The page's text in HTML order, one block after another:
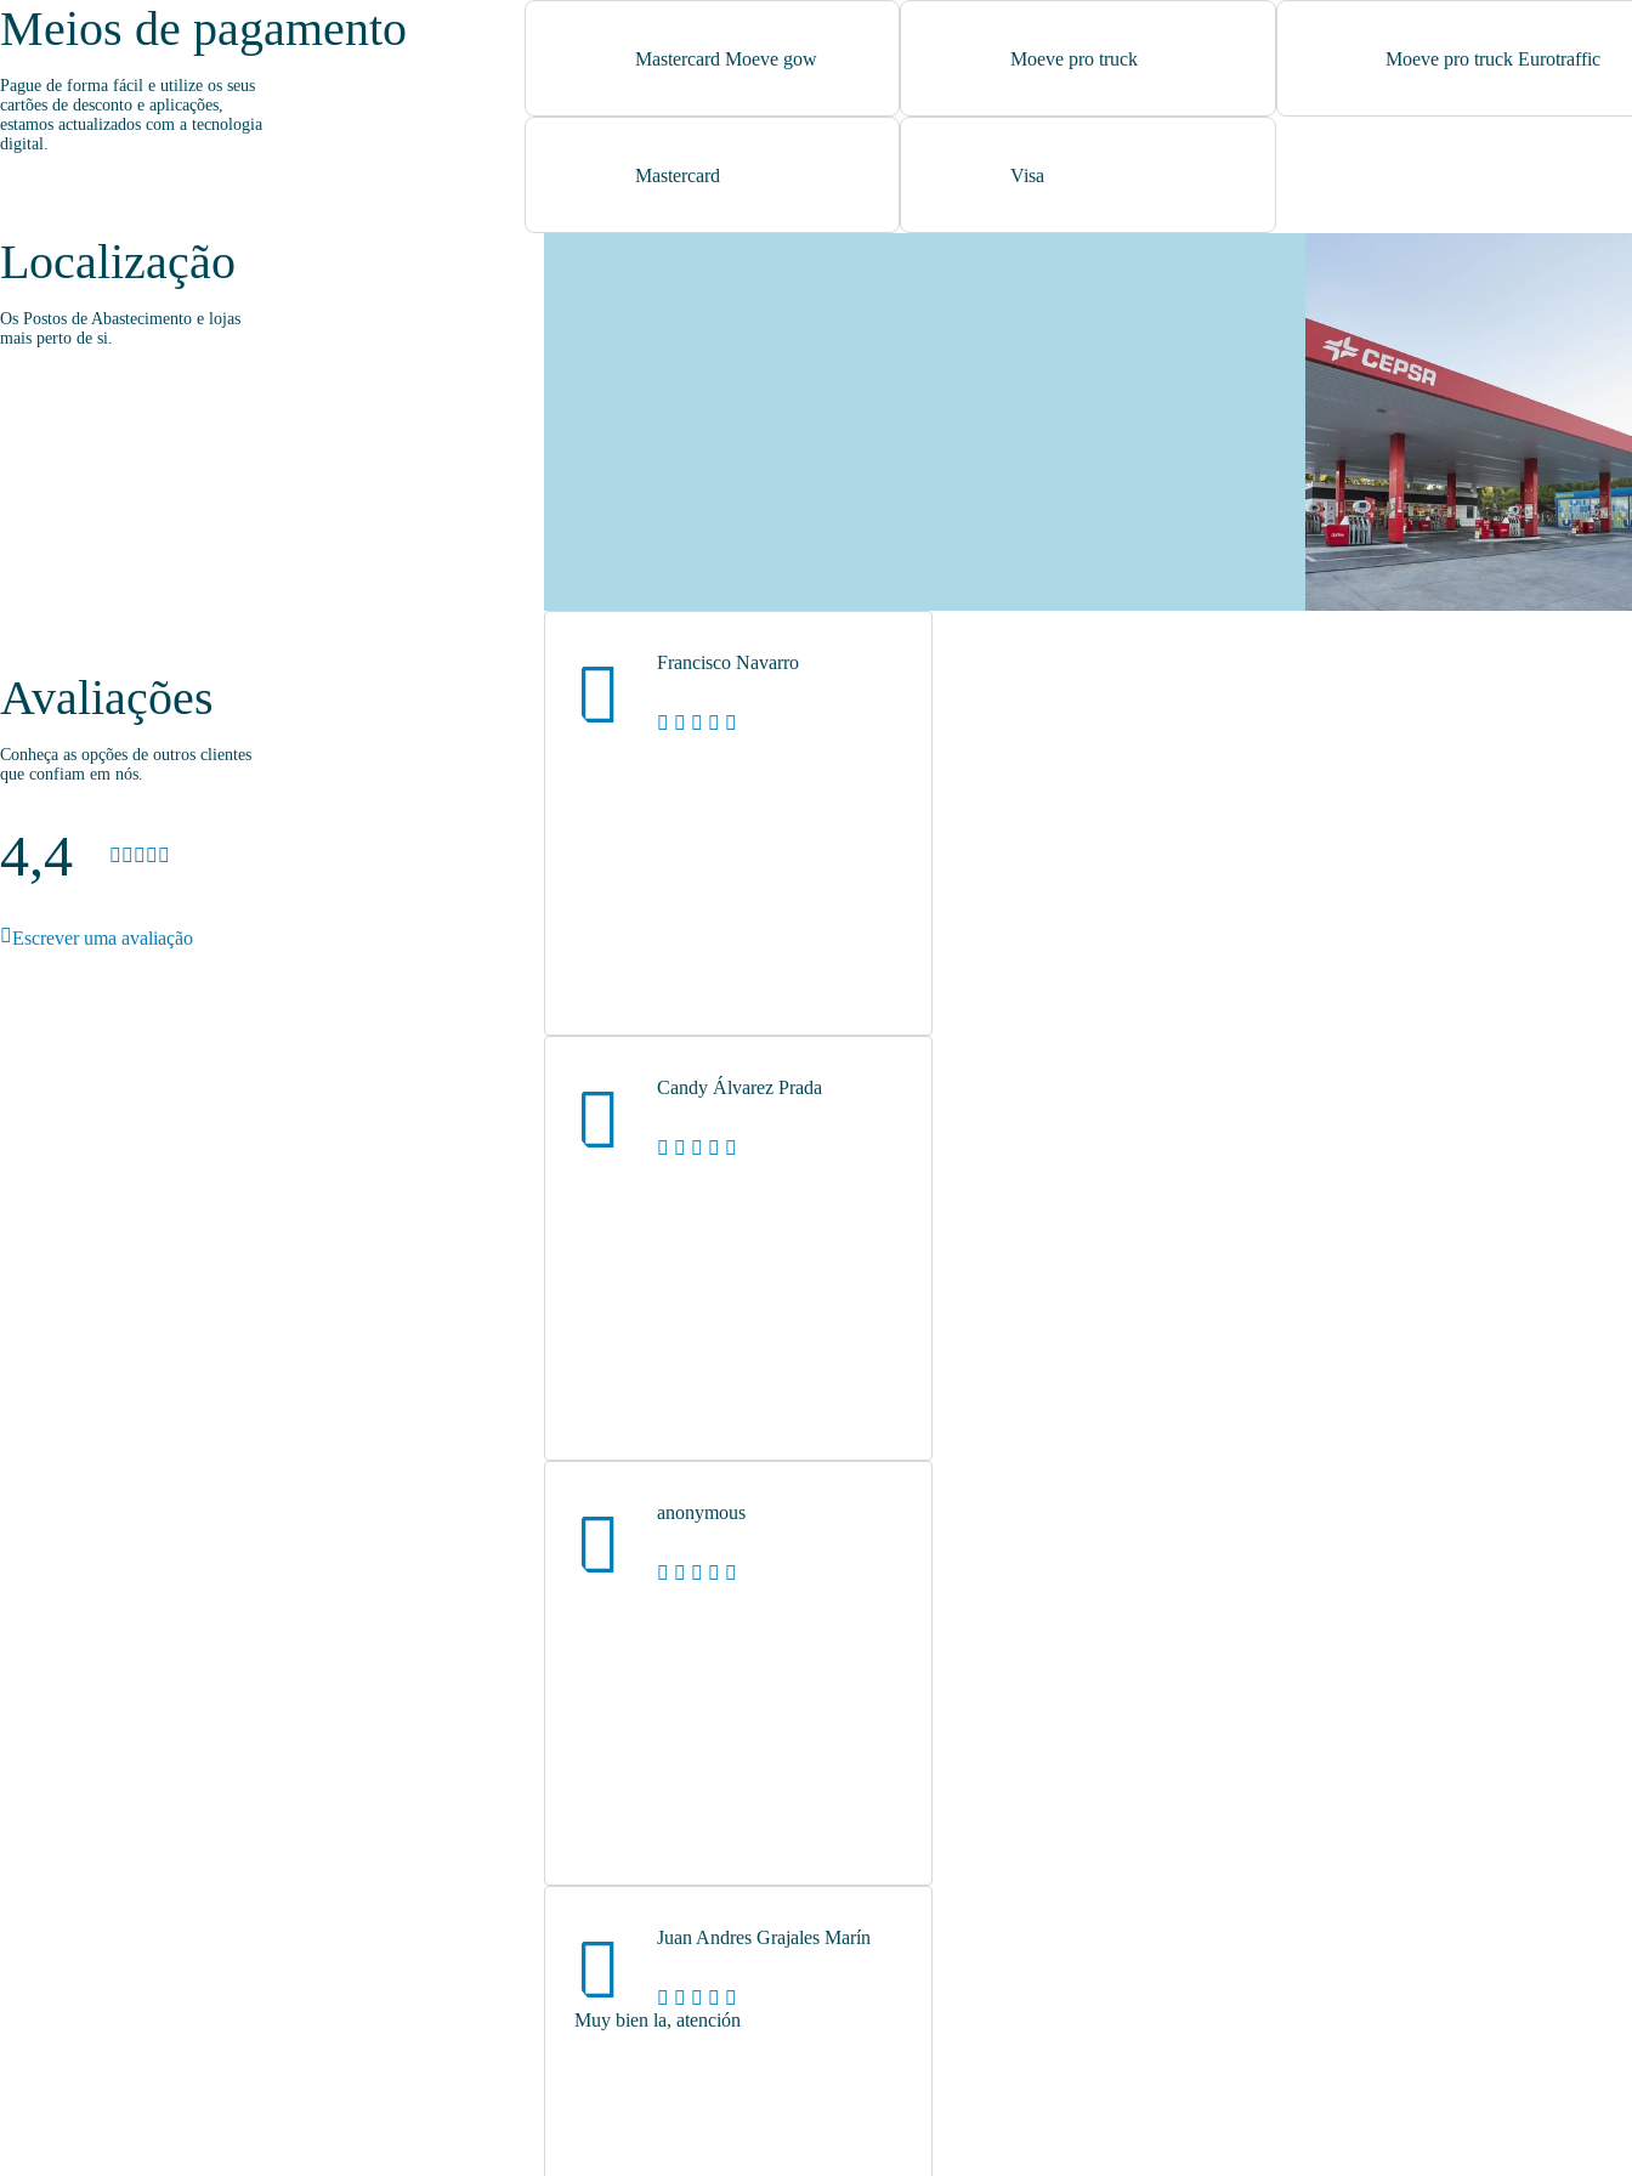
jamon curado navidul chorizo revilla
Meios de pagamento
Pague de forma fácil e utilize os seus
cartões de desconto e aplicações,
estamos actualizados com a tecnologia
digital.
Mastercard Moeve gow Moeve pro truck Moeve pro truck Eurotraffic
Mastercard Visa
Localização
Os Postos de Abastecimento e lojas
mais perto de si.
Avaliações
Conheça as opções de outros clientes
que confiam em nós.
4,4
Escrever uma avaliação
Francisco Navarro
Candy Álvarez Prada
anonymous
Juan Andres Grajales Marín
Muy bien la, atención